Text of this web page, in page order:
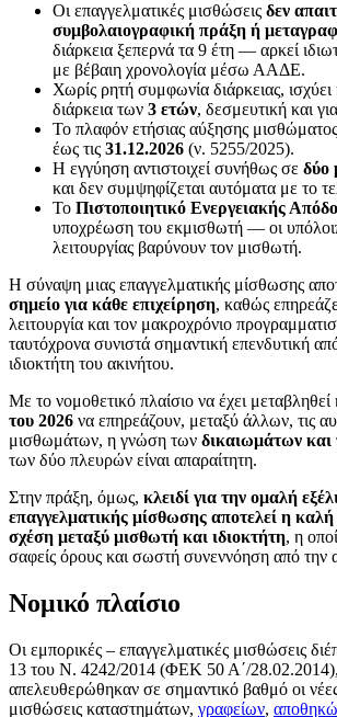
Οι επαγγελματικές μισθώσεις δεν
συμβολαιογραφική πράξη ή
διάρκεια ξεπερνά τα 9 έτη — αρκεί
με βέβαιη χρονολογία μέσω ΑΑΔΕ.
Χωρίς ρητή συμφωνία διάρκειας,
διάρκεια των 3 ετών, δεσμευτική και
Το πλαφόν ετήσιας αύξησης
έως τις 31.12.2026 (ν. 5255/2025).
Η εγγύηση αντιστοιχεί συνήθως σε δύο
και δεν συμψηφίζεται αυτόματα με το
Το Πιστοποιητικό Ενεργειακής
υποχρέωση του εκμισθωτή — οι
λειτουργίας βαρύνουν τον μισθωτή.
Η σύναψη μιας επαγγελματικής μίσθωσης
σημείο για κάθε επιχείρηση, καθώς
λειτουργία και τον μακροχρόνιο
ταυτόχρονα συνιστά σημαντική επενδυτική
ιδιοκτήτη του ακινήτου.
Με το νομοθετικό πλαίσιο να έχει μεταβληθεί
του 2026 να επηρεάζουν, μεταξύ άλλων, τις
μισθωμάτων, η γνώση των δικαιωμάτων
των δύο πλευρών είναι απαραίτητη.
Στην πράξη, όμως, κλειδί για την ομαλή
επαγγελματικής μίσθωσης αποτελεί η
σχέση μεταξύ μισθωτή και ιδιοκτήτη, η
σαφείς όρους και σωστή συνεννόηση από την
Νομικό πλαίσιο
Οι εμπορικές – επαγγελματικές μισθώσεις
13 του Ν. 4242/2014 (ΦΕΚ 50 Α΄/28.02.2014),
απελευθερώθηκαν σε σημαντικό βαθμό οι
μισθώσεις καταστημάτων, γραφείων,